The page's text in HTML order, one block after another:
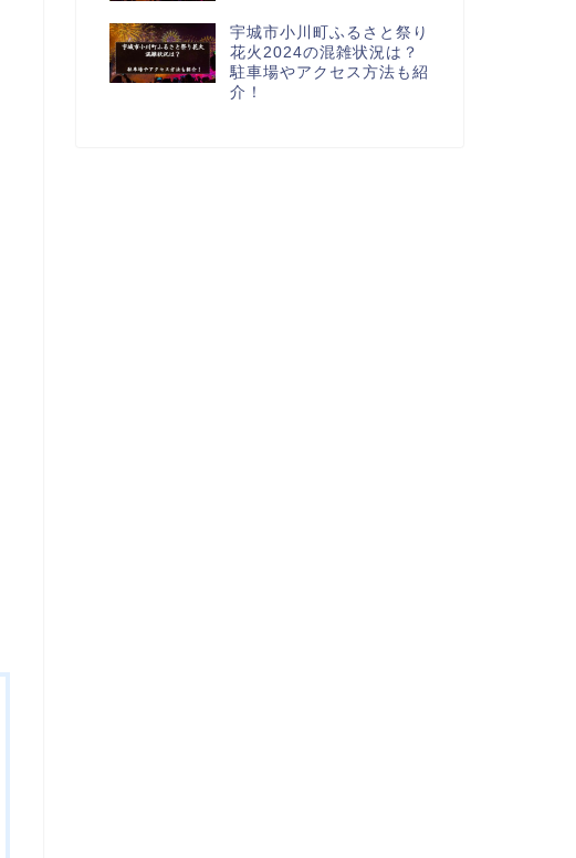
宇城市小川町ふるさと祭り
花火2024の混雑状況は？
駐車場やアクセス方法も紹
介！